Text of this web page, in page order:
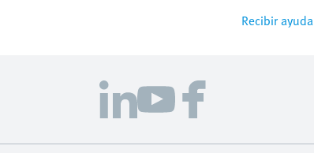
Recibir ayuda